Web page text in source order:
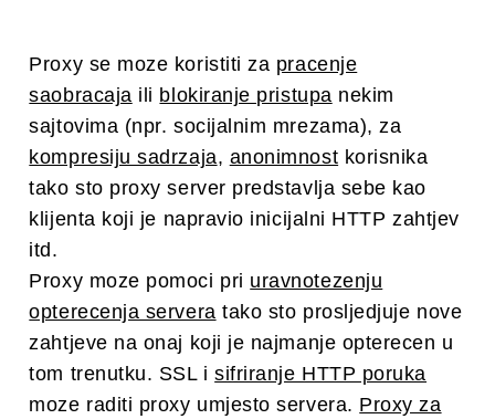
Proxy se moze koristiti za pracenje
saobracaja ili blokiranje pristupa nekim
sajtovima (npr. socijalnim mrezama), za
kompresiju sadrzaja, anonimnost korisnika
tako sto proxy server predstavlja sebe kao
klijenta koji je napravio inicijalni HTTP zahtjev
itd.
Proxy moze pomoci pri uravnotezenju
opterecenja servera tako sto prosljedjuje nove
zahtjeve na onaj koji je najmanje opterecen u
tom trenutku. SSL isifriranje HTTP poruka
moze raditi proxy umjesto servera. Proxy za